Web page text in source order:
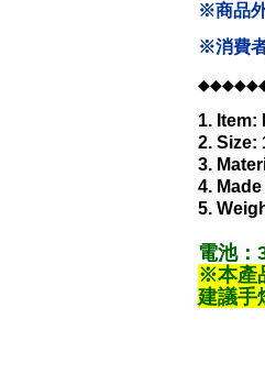
※商品
※消費
1. Item:
2. Size:
3.
4.
5.
電池
※本產
建議手